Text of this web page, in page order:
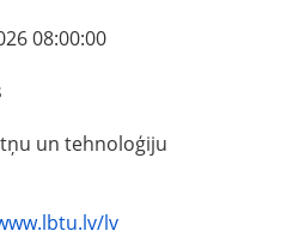
08:00:00
un tehnoloģiju
lv